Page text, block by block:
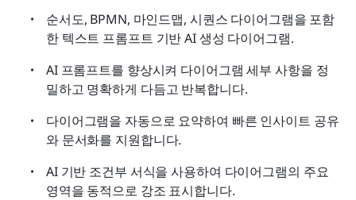
순서도, BPMN, 마인드맵, 시퀀스 다이어그램을 포함
한 텍스트 프롬프트 기반 AI 생성 다이어그램.
AI 프롬프트를 향상시켜 다이어그램 세부 사항을 정
밀하고 명확하게 다듬고 반복합니다.
다이어그램을 자동으로 요약하여 빠른 인사이트 공유
와 문서화를 지원합니다.
AI 기반 조건부 서식을 사용하여 다이어그램의 주요
영역을 동적으로 강조 표시합니다.